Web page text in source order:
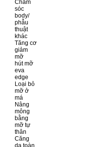
Chăm
sóc
body/
phẫu
thuật
khác
Tăng cơ
giảm
mỡ
hút mỡ
eva
edge
Loại bỏ
mỡ ở
má
Nâng
mông
bằng
mỡ tự
thân
Căng